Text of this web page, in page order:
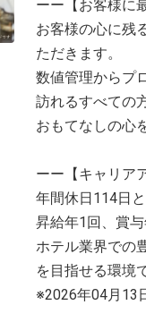
ーー【お客様に
お客様の心に残
ただきます。
数値管理からプ
訪れるすべての
おもてなしの心
ーー【キャリア
年間休日114日
昇給年1回、賞
ホテル業界での
を目指せる環境
※2026年04月13